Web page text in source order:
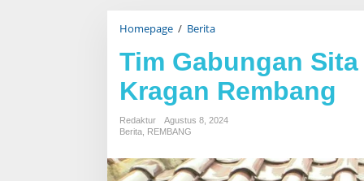
Homepage / Berita
G
u
n
g
S
i
Tim Gabungan
Kragan Rembang
Redaktur
Agustus 8, 2024
Berita REMBANG